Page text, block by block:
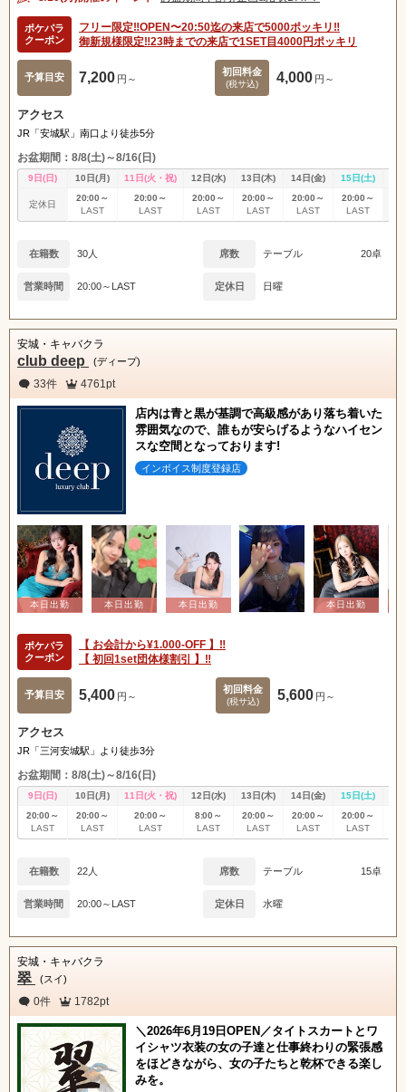
ポケパラ
クーポン
フリー限定‼️OPEN〜20:50迄の来店で5000ポッキリ‼️
御新規様限定‼️23時までの来店で1SET目4000円ポッキリ
予算目安 7,200 円～
初回料金
(税サ込) 4,000 円～
アクセス
JR「安城駅」南口より徒歩5分
お盆期間：8/8(土)～8/16(日)
9日(日) 10日(月) 11日(火・祝) 12日(水) 13日(木) 14日(金) 15日(土)
定休日
20:00～
LAST
20:00～
LAST
20:00～
LAST
20:00～
LAST
20:00～
LAST
20:00～
LAST
在籍数 30人 席数 テーブル 20卓
営業時間 20:00～LAST 定休日 日曜
安城・キャバクラ
club deep (ディープ)
33件 4761pt
店内は青と黒が基調で高級感があり落ち着いた
雰囲気なので、誰もが安らげるようなハイセン
スな空間となっております!
インボイス制度登録店
ポケパラ
クーポン
【 お会計から¥1.000-OFF 】‼️
【 初回1set団体様割引 】‼️
予算目安 5,400 円～
初回料金
(税サ込) 5,600 円～
アクセス
JR「三河安城駅」より徒歩3分
お盆期間：8/8(土)～8/16(日)
9日(日) 10日(月) 11日(火・祝) 12日(水) 13日(木) 14日(金) 15日(土)
20:00～
LAST
20:00～
LAST
20:00～
LAST
8:00～
LAST
20:00～
LAST
20:00～
LAST
20:00～
LAST
在籍数 22人 席数 テーブル 15卓
営業時間 20:00～LAST 定休日 水曜
安城・キャバクラ
翠 (スイ)
0件 1782pt
＼2026年6月19日OPEN／タイトスカートとワ
イシャツ衣装の女の子達と仕事終わりの緊張感
をほどきながら、女の子たちと乾杯できる楽し
みを。